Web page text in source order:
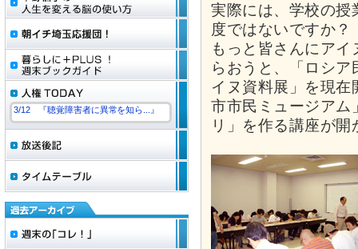
3/12 『聴覚障害者に異常を知ら...』
実際には、学校の授
度ではないですか？
もっと皆さんにアイ
らおうと、「ロシ
イヌ資料展」を現在
市市民ミュージアム
リ」を作る講座が開